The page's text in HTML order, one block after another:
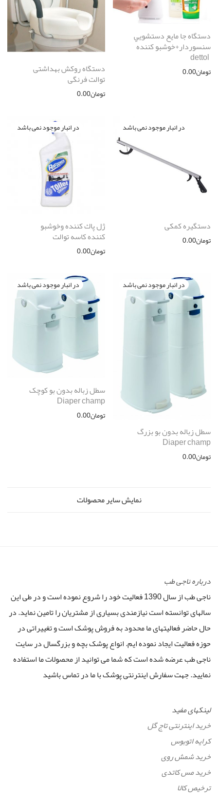
دستگاه جا مايع دستشويي
سنسوردار+خوشبو كننده
تومان0.00 دستگاه روکش بهداشتی
توالت فرنگی
تومان0.00
دستگیره کمکی
تومان0.00
ژل پاك كننده وخوشبو
كننده كاسه توالت
تومان0.00
سطل زباله بدون بو بزرگ
Diaper champ
تومان0.00
سطل زباله بدون بو کوچک
Diaper champ
تومان0.00
نمایش سایر محصولات
درباره ناجی طب
ناجی طب از سال 1390 فعالیت خود را شروع نموده است و در طی این
سالهای توانسته است نیازمندی بسیاری از مشتریان را تامین نماید. در
حال حاضر فعالیتهای ما محدود به فروش پوشک است و تغییراتی در
حوزه فعالیت ایجاد نموده ایم. انواع پوشک بچه و بزرگسال در سایت
ناجی طب عرضه شده است که شما می توانید از محصولات ما استفاده
نمایید. جهت سفارش اینترنتی پوشک با ما در تماس باشید
لینکهای مفید
خرید اینترنتی تاج گل
کرایه اتوبوس
خرید شمش روی
خرید مس کاتدی
ترخیص کالا